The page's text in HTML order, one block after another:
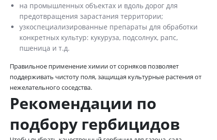
на промышленных объектах и вдоль дорог для
предотвращения зарастания территории;
узкоспециализированные препараты для обработки
конкретных культур: кукуруза, подсолнух, рапс,
пшеница и т.д.
Правильное применение химии от сорняков позволяет
поддерживать чистоту поля, защищая культурные растения от
нежелательного соседства.
Рекомендации по
подбору гербицидов